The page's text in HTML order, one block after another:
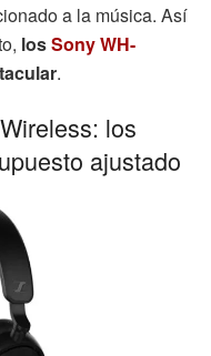
a la música. Así
losSony WH-
.
los
ajustado